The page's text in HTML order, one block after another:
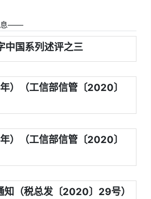
息――
国系列述评之三
）（工信部信管〔2020〕
）（工信部信管〔2020〕
知（税总发〔2020〕29号）